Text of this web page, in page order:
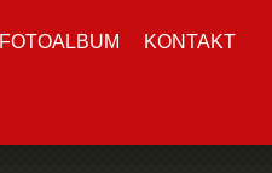
FOTOALBUM KONTAKT